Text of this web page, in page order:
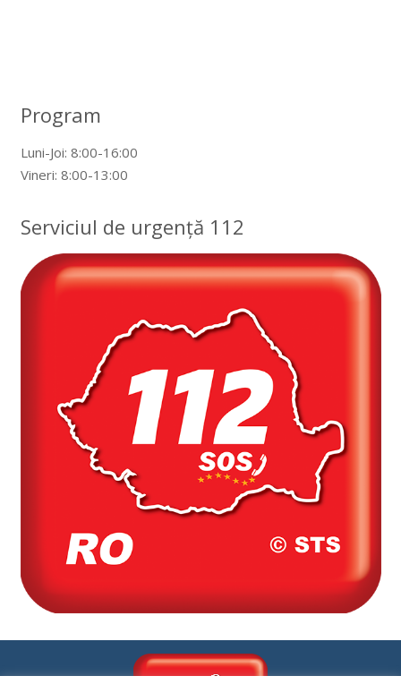
Program
Luni-Joi: 8:00-16:00
Vineri: 8:00-13:00
Serviciul de urgență 112